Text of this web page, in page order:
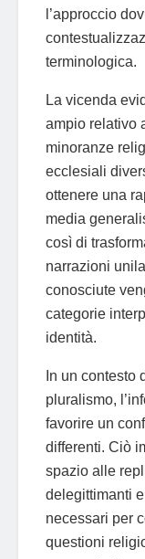
l’approccio
terminologica.
La vicenda
ampio relativo
minoranze
ecclesiali
ottenere una
media
così di
narrazioni
conosciute
categorie
identità.
In un contesto
pluralismo,
favorire un
differenti. Ciò
spazio alle
delegittimanti
necessari per
questioni